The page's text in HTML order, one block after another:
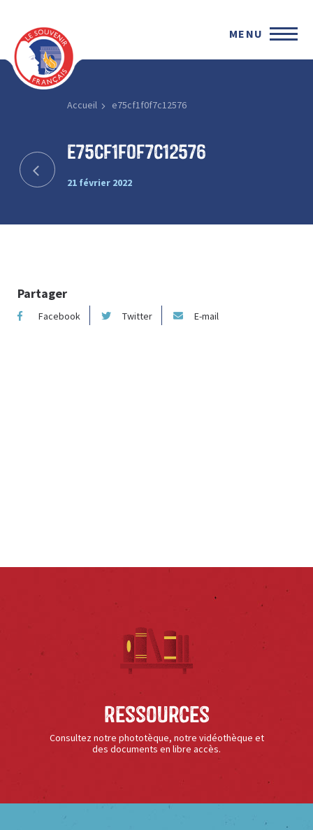
MENU
Accueil e75cf1f0f7c12576
e75cf1f0f7c12576
21 février 2022
Partager
Facebook Twitter E-mail
Ressources
Consultez notre phototèque, notre vidéothèque et
des documents en libre accès.